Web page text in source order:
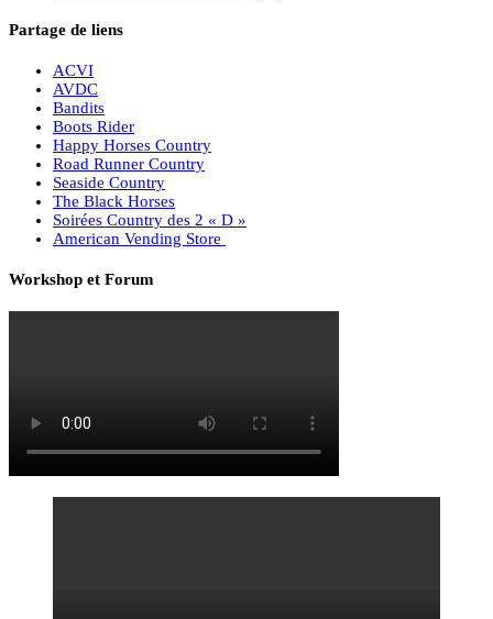
Partage de liens
ACVI
AVDC
Bandits
Boots Rider
Happy Horses Country
Road Runner Country
Seaside Country
The Black Horses
Soirées Country des 2 « D »
American Vending Store
Workshop et Forum